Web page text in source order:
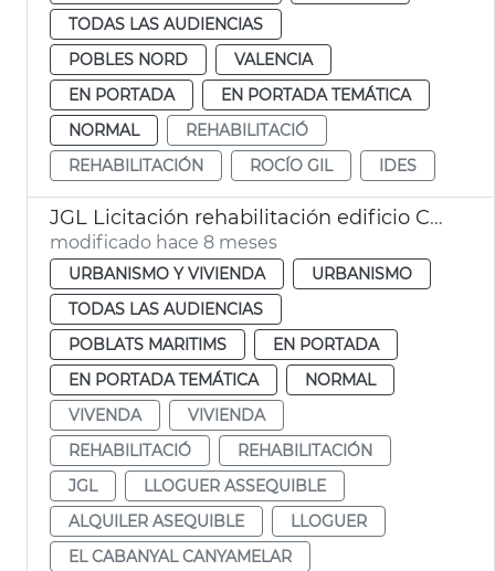
TODAS LAS AUDIENCIAS
POBLES NORD
VALENCIA
EN PORTADA
EN PORTADA TEMÁTICA
NORMAL
REHABILITACIÓ
REHABILITACIÓN
ROCÍO GIL IDES
JGL Licitación rehabilitación edificio Cabañal alquiler asequible València
modificado hace 8 meses
URBANISMO Y VIVIENDA
URBANISMO
TODAS LAS AUDIENCIAS
POBLATS MARITIMS
EN PORTADA
EN PORTADA TEMÁTICA
NORMAL
VIVENDA
VIVIENDA
REHABILITACIÓ
REHABILITACIÓN
JGL
LLOGUER ASSEQUIBLE
ALQUILER ASEQUIBLE
LLOGUER
EL CABANYAL CANYAMELAR